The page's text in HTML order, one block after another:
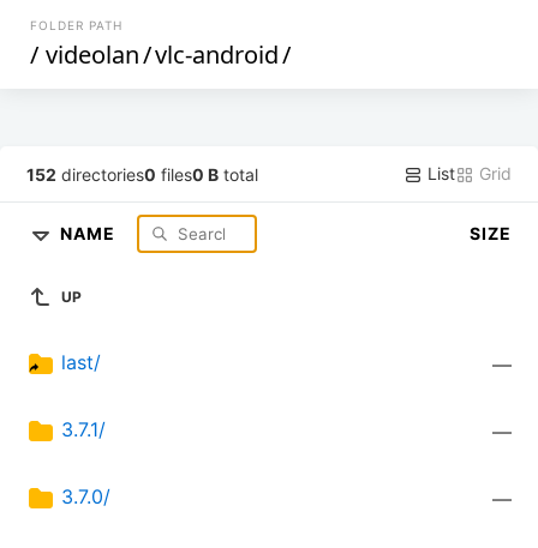
FOLDER PATH
/ videolan/vlc-android/
152 directories0 files0 B total List Grid
NAME SIZE
UP
last/ —
3.7.1/ —
3.7.0/ —